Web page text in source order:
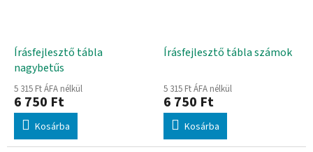
Írásfejlesztő tábla
nagybetűs
5 315 Ft ÁFA nélkül
6 750 Ft
Kosárba
Írásfejlesztő tábla számok
5 315 Ft ÁFA nélkül
6 750 Ft
Kosárba